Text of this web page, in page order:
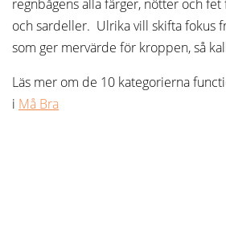
regnbågens alla färger, nötter och fet
och sardeller. Ulrika vill skifta fokus
som ger mervärde för kroppen, så
Läs mer om de 10 kategorierna
i Må Bra